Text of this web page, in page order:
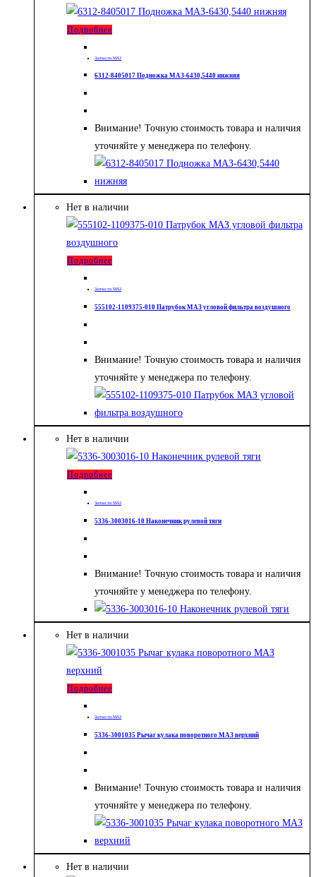
Подробнее
Запчасти МАЗ
6312-8405017 Подножка МАЗ-6430,5440 нижняя
Внимание! Точную стоимость товара и наличия
уточняйте у менеджера по телефону.
Нет в наличии
Подробнее
Запчасти МАЗ
555102-1109375-010 Патрубок МАЗ угловой фильтра воздушного
Внимание! Точную стоимость товара и наличия
уточняйте у менеджера по телефону.
Нет в наличии
Подробнее
Запчасти МАЗ
5336-3003016-10 Наконечник рулевой тяги
Внимание! Точную стоимость товара и наличия
уточняйте у менеджера по телефону.
Нет в наличии
Подробнее
Запчасти МАЗ
5336-3001035 Рычаг кулака поворотного МАЗ верхний
Внимание! Точную стоимость товара и наличия
уточняйте у менеджера по телефону.
Нет в наличии